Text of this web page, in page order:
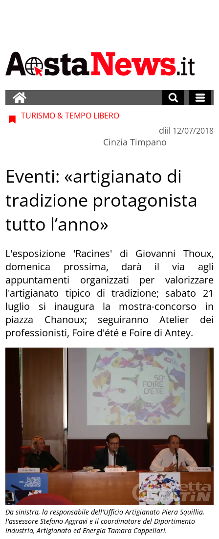
Da sinistra, la responsabile dell'Ufficio Artigianato Piera Squillia,
l'assessore Stefano Aggravi e il coordinatore del Dipartimento
Industria, Artigianato ed Energia Tamara Cappellari.
TURISMO & TEMPO LIBERO
di
Cinzia Timpano
il 12/07/2018
Eventi: «artigianato di
tradizione protagonista
tutto l’anno»
L'esposizione 'Racines' di Giovanni Thoux,
domenica prossima, darà il via agli
appuntamenti organizzati per valorizzare
l'artigianato tipico di tradizione; sabato 21
luglio si inaugura la mostra-concorso in
piazza Chanoux; seguiranno Atelier dei
professionisti, Foire d'été e Foire di Antey.